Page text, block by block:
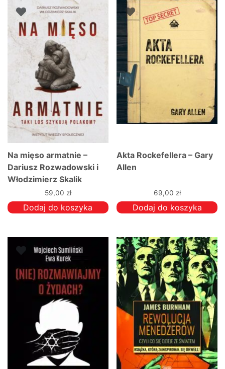
Na mięso armatnie –
Dariusz Rozwadowski i
Włodzimierz Skalik
59,00 zł
Dodaj do koszyka
Akta Rockefellera – Gary
Allen
69,00 zł
Dodaj do koszyka